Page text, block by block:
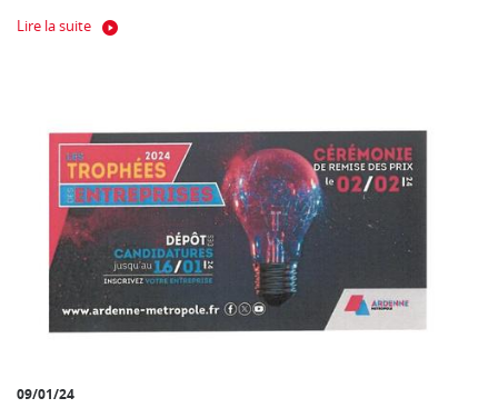
Lire la suite
09/01/24